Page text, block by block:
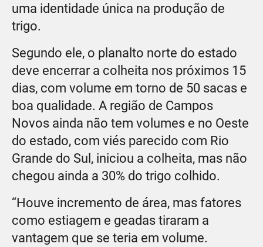
uma identidade única na produção de
trigo.
Segundo ele, o planalto norte do estado
deve encerrar a colheita nos próximos 15
dias, com volume em torno de 50 sacas e
boa qualidade. A região de Campos
Novos ainda não tem volumes e no Oeste
do estado, com viés parecido com Rio
Grande do Sul, iniciou a colheita, mas não
chegou ainda a 30% do trigo colhido.
“Houve incremento de área, mas fatores
como estiagem e geadas tiraram a
vantagem que se teria em volume.